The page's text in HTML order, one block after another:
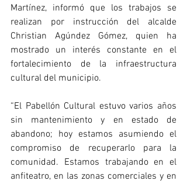
Martínez, informó que los trabajos se
realizan por instrucción del alcalde
Christian Agúndez Gómez, quien ha
mostrado un interés constante en el
fortalecimiento de la infraestructura
cultural del municipio.
“El Pabellón Cultural estuvo varios años
sin mantenimiento y en estado de
abandono; hoy estamos asumiendo el
compromiso de recuperarlo para la
comunidad. Estamos trabajando en el
anfiteatro, en las zonas comerciales y en